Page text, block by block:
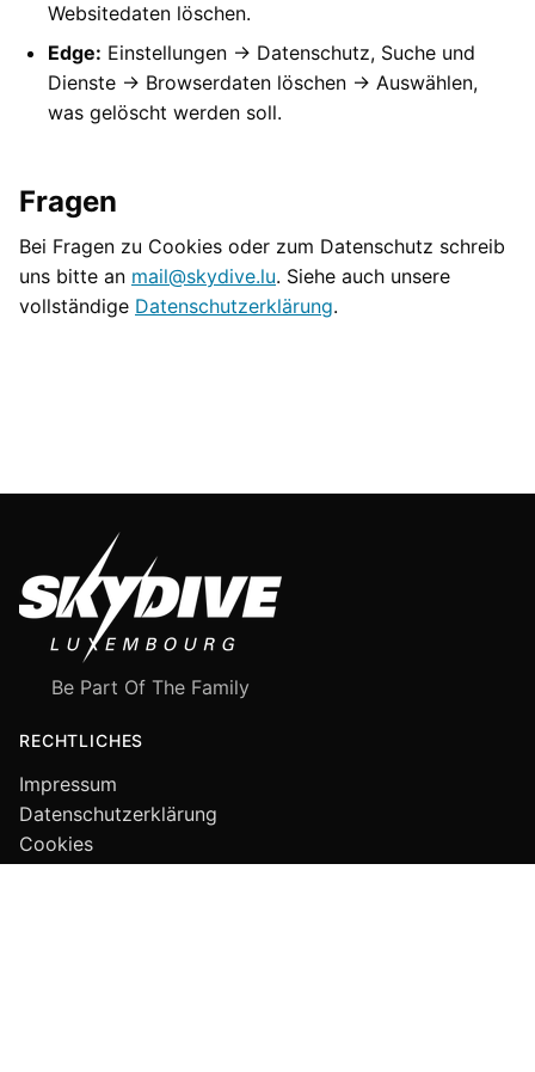
Websitedaten löschen.
Edge: Einstellungen → Datenschutz, Suche und
Dienste → Browserdaten löschen → Auswählen,
was gelöscht werden soll.
Fragen
Bei Fragen zu Cookies oder zum Datenschutz schreib
uns bitte an mail@skydive.lu. Siehe auch unsere
vollständige Datenschutzerklärung.
Be Part Of The Family
RECHTLICHES
Impressum
Datenschutzerklärung
Cookies